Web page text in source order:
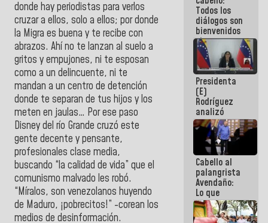
donde hay periodistas para verlos
cruzar a ellos, solo a ellos; por donde
la Migra es buena y te recibe con
abrazos. Ahí no te lanzan al suelo a
gritos y empujones, ni te esposan
como a un delincuente, ni te
mandan a un centro de detención
donde te separan de tus hijos y los
meten en jaulas… Por ese paso
Disney del río Grande cruzó este
gente decente y pensante,
profesionales clase media,
buscando “la calidad de vida” que el
comunismo malvado les robó.
“Míralos, son venezolanos huyendo
de Maduro, ¡pobrecitos!” -corean los
medios de desinformación.
presencial
para el
diálogo
Todos los
diálogos son
bienvenidos
siempre que
estén en el
marco de la
Constitución
de la
República
Presidenta
(E)
Rodríguez
analizó
junto a
gobernadores
planes de
recuperación
del Sistema
Eléctrico
Nacional
Cabello al
palangrista
Avendaño:
Lo que
vayas a
escribir